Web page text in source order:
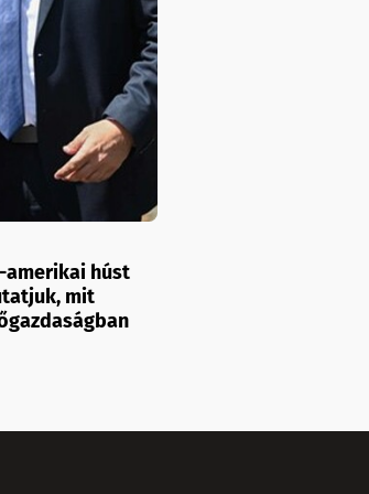
amerikai húst
mit